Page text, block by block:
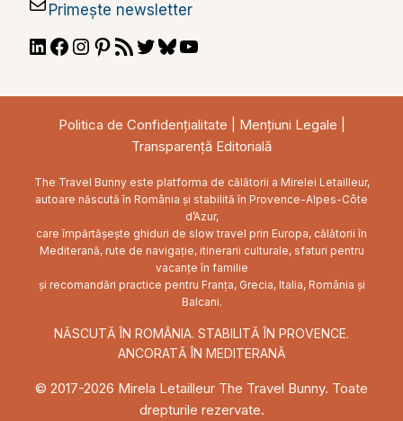
Primește newsletter
LinkedIn
Facebook
Instagram
Pinterest
RSSTwitterBluesky
Politica de Confidențialitate Mențiuni Legale
Transparență Editorială
The Travel Bunny este platforma de călătorii a Mirelei Letailleur,
autoare născută în România și stabilită în Provence-Alpes-Côte
d’Azur,
care împărtășește ghiduri de slow travel prin Europa, călătorii în
Mediterană, rute de navigație, itinerarii culturale, sfaturi pentru
vacanțe în familie
și recomandări practice pentru Franța, Grecia, Italia, România și
Balcani.
NĂSCUTĂ ÎN ROMÂNIA. STABILITĂ ÎN PROVENCE.
ANCORATĂ ÎN MEDITERANĂ
© 2017-2026 Mirela Letailleur The Travel Bunny. Toate
drepturile rezervate.